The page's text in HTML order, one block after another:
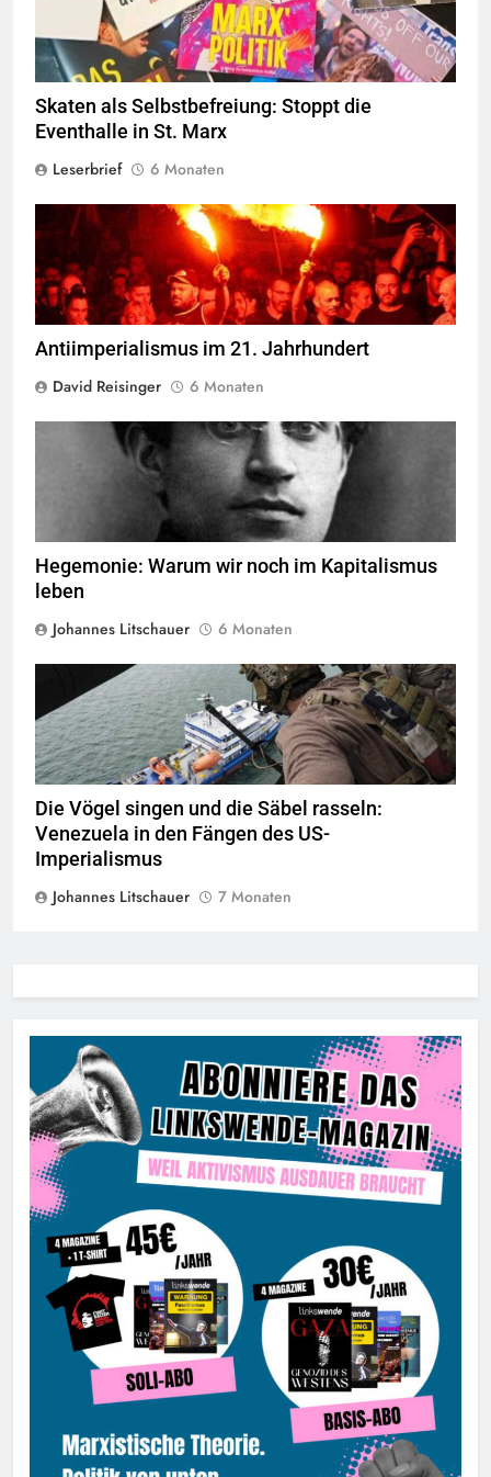
Skaten als Selbstbefreiung: Stoppt die
Eventhalle in St. Marx
Leserbrief
6 Monaten
Hafenarbeiter blockieren Waffenlieferungen in Piräus,
Griechenland
Antiimperialismus im 21. Jahrhundert
David Reisinger
6 Monaten
Antonio Gramsci © Public Domain
Hegemonie: Warum wir noch im Kapitalismus
leben
Johannes Litschauer
6 Monaten
Staff Sgt Sadie Colbert U S Air Force Joint Task Force Bravo ©
Public Domain
Die Vögel singen und die Säbel rasseln:
Venezuela in den Fängen des US-
Imperialismus
Johannes Litschauer
7 Monaten